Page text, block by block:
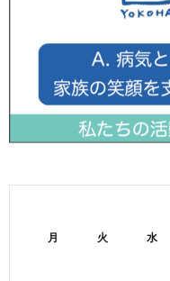
月 火 水